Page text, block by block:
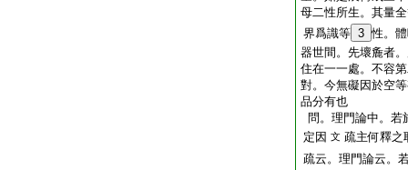
母二性所生。其量
界爲識等 3 性。
器世間。先壞麁者
住在一一處。不容
對。今無礙因於空
品分有也
問。理門論中。若
定因 文 疏主何釋之
疏云。理門論云。